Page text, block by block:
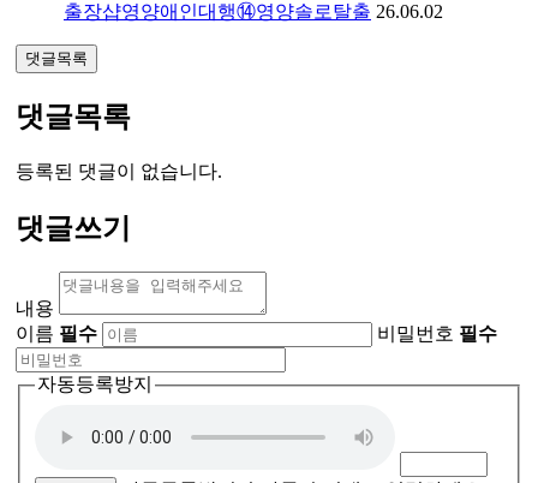
출장샵영양애인대행⑭영양솔로탈출 26.06.02
댓글목록
댓글목록
등록된 댓글이 없습니다.
댓글쓰기
내용
이름 필수 비밀번호 필수
자동등록방지